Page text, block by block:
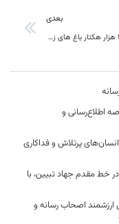
بعدی
خسارت به 2 هزار هکتار باغ های زرشک قاینات
اطلاع‌رسانی و
پرتلاش و فداکاری
خط مقدم جهاد تبیین، با
ارزشمند اصحاب رسانه و